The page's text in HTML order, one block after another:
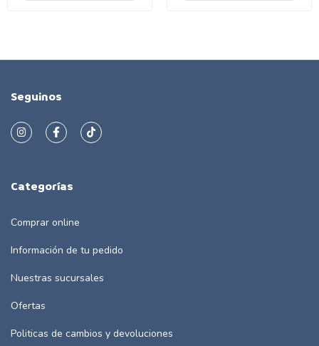
Seguinos
Categorías
Comprar online
Información de tu pedido
Nuestras sucursales
Ofertas
Politicas de cambios y devoluciones